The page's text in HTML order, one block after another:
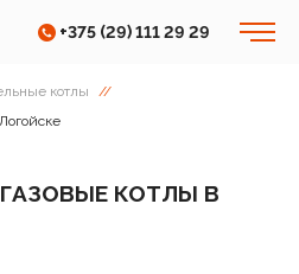
+375 (29) 111 29 29
котлы
//
КОТЛЫ В